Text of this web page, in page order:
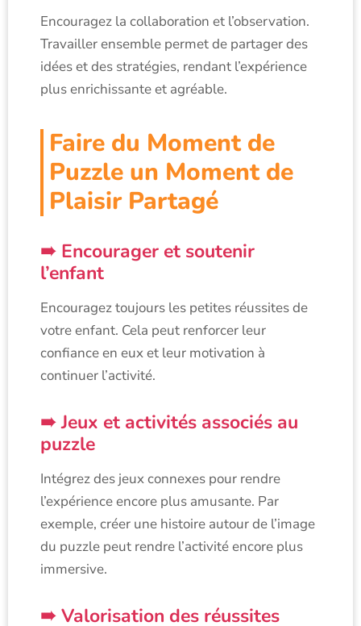
Encouragez la collaboration et l’observation.
Travailler ensemble permet de partager des
idées et des stratégies, rendant l’expérience
plus enrichissante et agréable.
Faire du Moment de
Puzzle un Moment de
Plaisir Partagé
Encourager et soutenir
l’enfant
Encouragez toujours les petites réussites de
votre enfant. Cela peut renforcer leur
confiance en eux et leur motivation à
continuer l’activité.
Jeux et activités associés au
puzzle
Intégrez des jeux connexes pour rendre
l’expérience encore plus amusante. Par
exemple, créer une histoire autour de l’image
du puzzle peut rendre l’activité encore plus
immersive.
Valorisation des réussites